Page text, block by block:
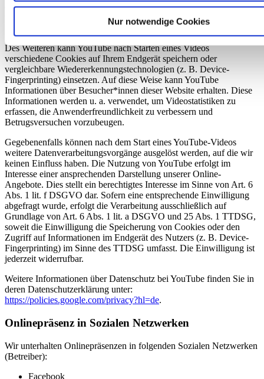
Nur notwendige Cookies
ermöglichen Sie YouTube, Ihr Surfverhalten direkt Ihrem
persönlichen Profil zuzuordnen. Dies können Sie verhindern, indem
Sie sich aus Ihrem YouTube-Account ausloggen.
Des Weiteren kann YouTube nach Starten eines Videos
verschiedene Cookies auf Ihrem Endgerät speichern oder
vergleichbare Wiedererkennungstechnologien (z. B. Device-
Fingerprinting) einsetzen. Auf diese Weise kann YouTube
Informationen über Besucher*innen dieser Website erhalten. Diese
Informationen werden u. a. verwendet, um Videostatistiken zu
erfassen, die Anwenderfreundlichkeit zu verbessern und
Betrugsversuchen vorzubeugen.
Gegebenenfalls können nach dem Start eines YouTube-Videos
weitere Datenverarbeitungsvorgänge ausgelöst werden, auf die wir
keinen Einfluss haben. Die Nutzung von YouTube erfolgt im
Interesse einer ansprechenden Darstellung unserer Online-
Angebote. Dies stellt ein berechtigtes Interesse im Sinne von Art. 6
Abs. 1 lit. f DSGVO dar. Sofern eine entsprechende Einwilligung
abgefragt wurde, erfolgt die Verarbeitung ausschließlich auf
Grundlage von Art. 6 Abs. 1 lit. a DSGVO und 25 Abs. 1 TTDSG,
soweit die Einwilligung die Speicherung von Cookies oder den
Zugriff auf Informationen im Endgerät des Nutzers (z. B. Device-
Fingerprinting) im Sinne des TTDSG umfasst. Die Einwilligung ist
jederzeit widerrufbar.
Weitere Informationen über Datenschutz bei YouTube finden Sie in
deren Datenschutzerklärung unter:
https://policies.google.com/privacy?hl=de.
Onlinepräsenz in Sozialen Netzwerken
Wir unterhalten Onlinepräsenzen in folgenden Sozialen Netzwerken
(Betreiber):
Facebook